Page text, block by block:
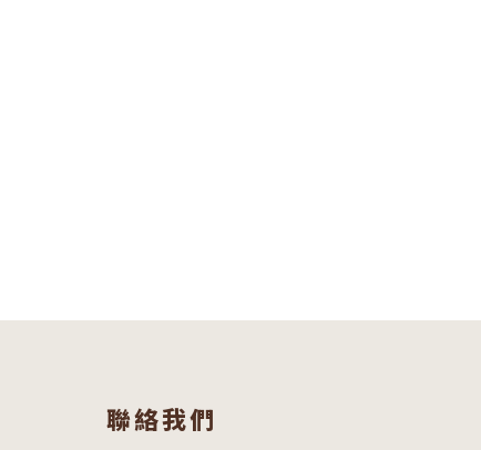
聯絡我們